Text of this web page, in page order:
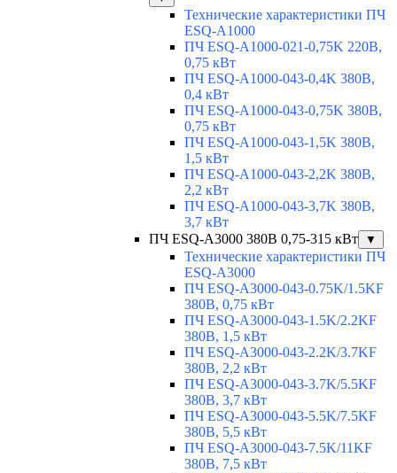
Технические характеристики ПЧ
ESQ-A1000
ПЧ ESQ-A1000-021-0,75K 220В,
0,75 кВт
ПЧ ESQ-A1000-043-0,4K 380В,
0,4 кВт
ПЧ ESQ-A1000-043-0,75K 380В,
0,75 кВт
ПЧ ESQ-A1000-043-1,5K 380В,
1,5 кВт
ПЧ ESQ-A1000-043-2,2K 380В,
2,2 кВт
ПЧ ESQ-A1000-043-3,7K 380В,
3,7 кВт
ПЧ ESQ-A3000 380В 0,75-315 кВт
▼
Технические характеристики ПЧ
ESQ-A3000
ПЧ ESQ-A3000-043-0.75K/1.5KF
380В, 0,75 кВт
ПЧ ESQ-A3000-043-1.5K/2.2KF
380В, 1,5 кВт
ПЧ ESQ-A3000-043-2.2K/3.7KF
380В, 2,2 кВт
ПЧ ESQ-A3000-043-3.7K/5.5KF
380В, 3,7 кВт
ПЧ ESQ-A3000-043-5.5K/7.5KF
380В, 5,5 кВт
ПЧ ESQ-A3000-043-7.5K/11KF
380В, 7,5 кВт